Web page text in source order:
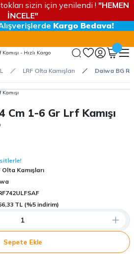
sizin için yenilendi ! "HEMEN
İNCELE"
Kargo Bedava!
LRF Olta Kamışları Daiwa BG RF
Cm 1-6 Gr Lrf Kamışı
Olta Kamışları
TL (%5 indirim)
Sepete Ekle